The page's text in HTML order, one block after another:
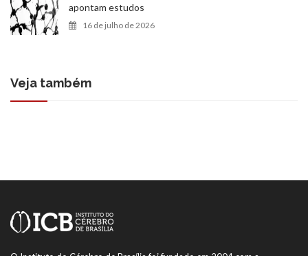
apontam estudos
16 de julho de 2026
Veja também